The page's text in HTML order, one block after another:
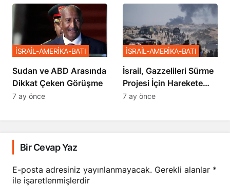
Sözler
Sudan ve ABD Arasında
Dikkat Çeken Görüşme
İSRAİL-AMERİKA-BATI
7 ay önce
İsrail, Gazzelileri Sürme
Projesi İçin Harekete
Geçti
İSRAİL-AMERİKA-BATI
7 ay önce
Bir Cevap Yaz
E-posta adresiniz yayınlanmayacak. Gerekli alanlar *
ile işaretlenmişlerdir